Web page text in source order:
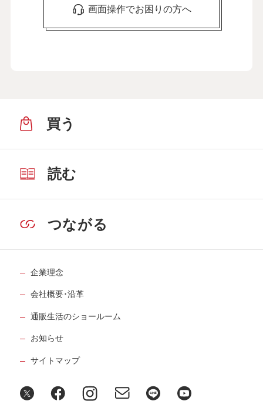
画面操作でお困りの方へ
買う
読む
つながる
企業理念
会社概要･沿革
通販生活のショールーム
お知らせ
サイトマップ